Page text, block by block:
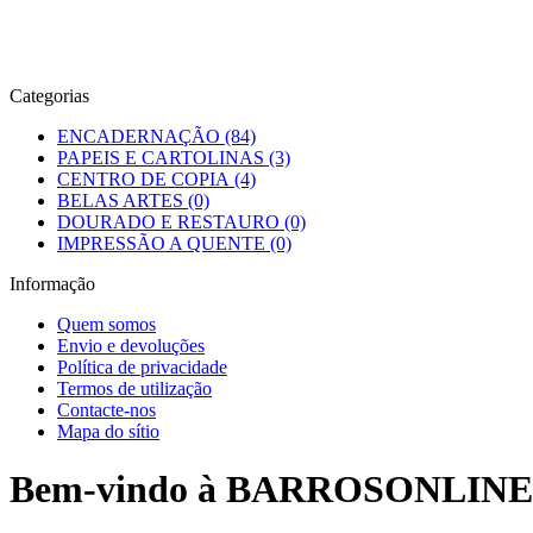
Categorias
ENCADERNAÇÃO (84)
PAPEIS E CARTOLINAS (3)
CENTRO DE COPIA (4)
BELAS ARTES (0)
DOURADO E RESTAURO (0)
IMPRESSÃO A QUENTE (0)
Informação
Quem somos
Envio e devoluções
Política de privacidade
Termos de utilização
Contacte-nos
Mapa do sítio
Bem-vindo à